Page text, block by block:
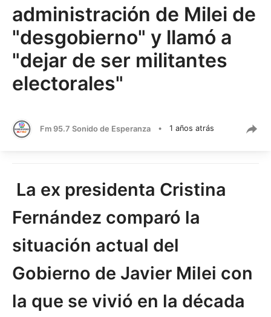
administración de Milei de
"desgobierno" y llamó a
"dejar de ser militantes
electorales"
Fm 95.7 Sonido de Esperanza • 1 años atrás
La ex presidenta Cristina
Fernández comparó la
situación actual del
Gobierno de Javier Milei con
la que se vivió en la década